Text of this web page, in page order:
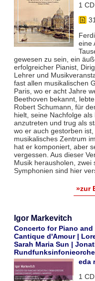
1
eine
gewesen zu sein, ein
erfolgreicher Pianist,
Lehrer und
fast allen musikalischen
Paris, wo er acht Jahre
Beethoven bekannt,
Robert Schumann, für
hielt, seine Nachfolge
anzutreten und trug als
wo er auch gestorben
musikalisches Zentrum
hat er komponiert, aber
vergessen. Aus dieser
Musik herausholen, zwei
Symphonien sind hier
»zur
Igor Markevitch
Concerto for Piano and
Cantique d'Amour |
Sarah Maria Sun |
eda
1